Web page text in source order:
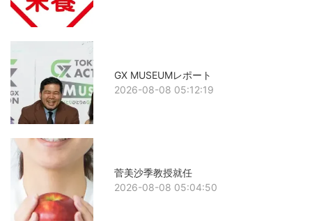
GX MUSEUMレポート
2026-08-08 05:12:19
菅美沙季教授就任
2026-08-08 05:04:50